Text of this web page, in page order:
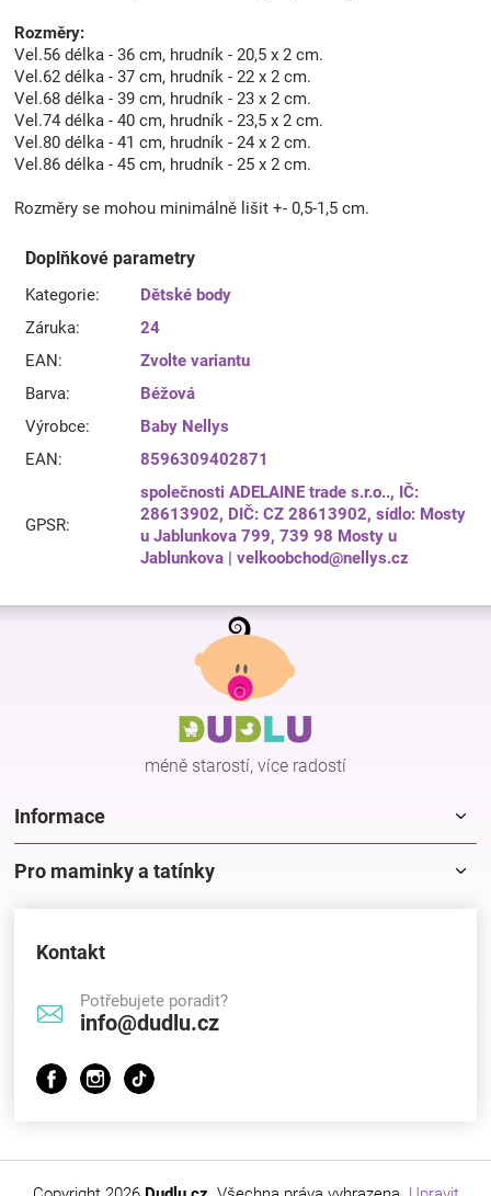
Rozměry:
Vel.56 délka - 36 cm, hrudník - 20,5 x 2 cm.
Vel.62 délka - 37 cm, hrudník - 22 x 2 cm.
Vel.68 délka - 39 cm, hrudník - 23 x 2 cm.
Vel.74 délka - 40 cm, hrudník - 23,5 x 2 cm.
Vel.80 délka - 41 cm, hrudník - 24 x 2 cm.
Vel.86 délka - 45 cm, hrudník - 25 x 2 cm.
Rozměry se mohou minimálně lišit +- 0,5-1,5 cm.
Doplňkové parametry
Kategorie:
Dětské body
Záruka:
24
EAN:
Zvolte variantu
Barva:
Béžová
Výrobce:
Baby Nellys
EAN: 8596309402871
GPSR:
společnosti ADELAINE trade s.r.o.., IČ:
28613902, DIČ: CZ 28613902, sídlo: Mosty
u Jablunkova 799, 739 98 Mosty u
Jablunkova | velkoobchod@nellys.cz
Z
méně starostí, více radostí
Informace
Pro maminky a tatínky
Kontakt
Potřebujete poradit?
info@dudlu.cz